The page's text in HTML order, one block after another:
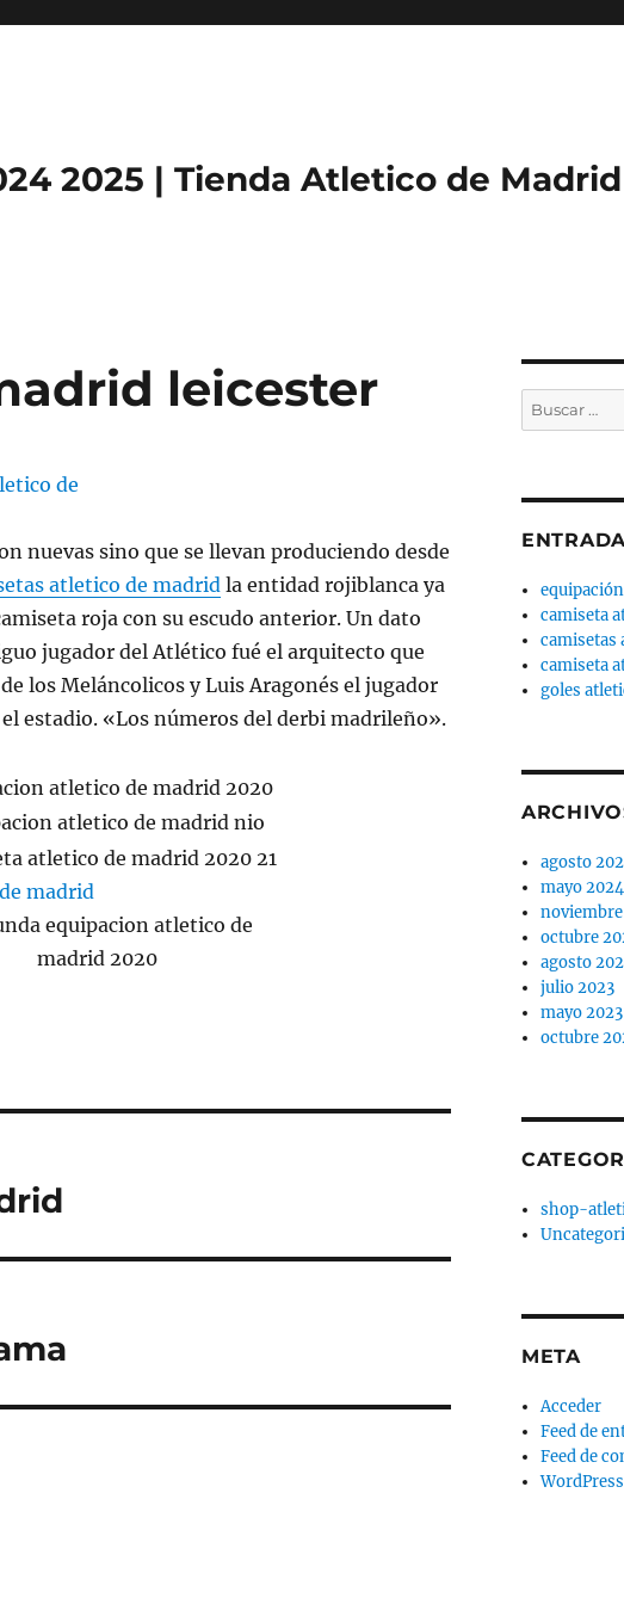
2025 | Tienda Atletico de Madrid
leicester
nuevas sino que se llevan produciendo desde
atletico de madridla entidad rojiblanca ya
roja con su escudo anterior. Un dato
jugador del Atlético fué el arquitecto que
los Meláncolicos y Luis Aragonés el jugador
estadio. «Los números del derbi madrileño».
Buscar
por:
camiseta
camisetas
camiseta
goles
agosto
mayo 2024
octubre
agosto
julio 2023
mayo 2023
octubre
shop-
META
Acceder
Feed de
Feed de